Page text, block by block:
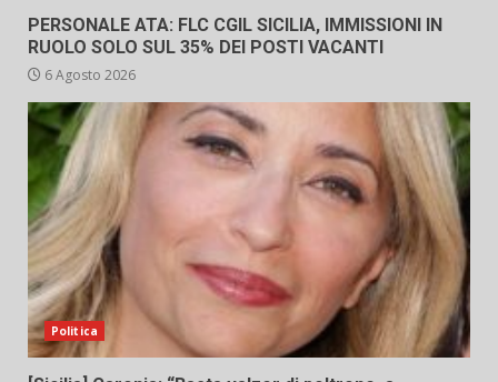
PERSONALE ATA: FLC CGIL SICILIA, IMMISSIONI IN
RUOLO SOLO SUL 35% DEI POSTI VACANTI
6 Agosto 2026
Politica